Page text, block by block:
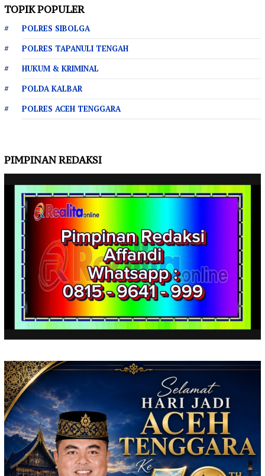
TOPIK POPULER
POLRES SIBOLGA
POLRES TAPANULI TENGAH
HUKUM & KRIMINAL
POLDA KALBAR
POLRES ACEH TENGGARA
PIMPINAN REDAKSI